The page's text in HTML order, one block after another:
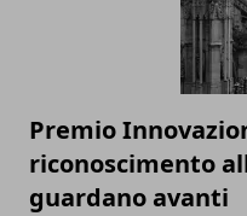
Premio
riconoscimento
guardano avanti